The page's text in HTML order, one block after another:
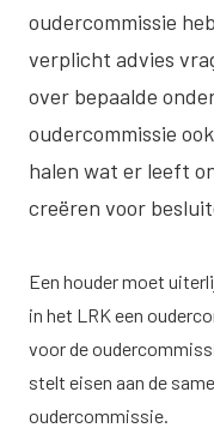
oudercommissie
verplicht advies
over bepaalde
oudercommissie
halen wat er leeft
creëren voor
Een houder moet
in het LRK een
voor de
stelt eisen aan de
oudercommissie.